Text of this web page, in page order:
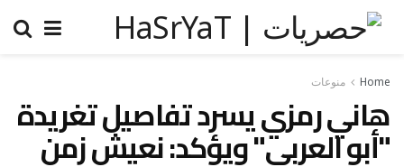
Home منوعات
هاني رمزي يسرد تفاصيل تغريدة
"أبو العربي" ويؤكد: نعيش زمن